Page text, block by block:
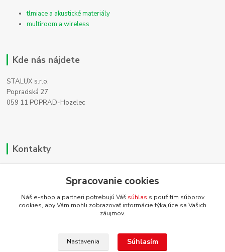
tlmiace a akustické materiály
multiroom a wireless
Kde nás nájdete
STALUX s.r.o.
Popradská 27
059 11 POPRAD-Hozelec
Kontakty
+421 911 990 200
info@homehifi.sk
Spracovanie cookies
Náš e-shop a partneri potrebujú Váš súhlas s použitím súborov
cookies, aby Vám mohli zobrazovať informácie týkajúce sa Vašich
záujmov.
Nastavenia Súhlasím